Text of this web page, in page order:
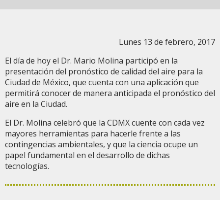
Lunes 13 de febrero, 2017
El día de hoy el Dr. Mario Molina participó en la
presentación del pronóstico de calidad del aire para la
Ciudad de México, que cuenta con una aplicación que
permitirá conocer de manera anticipada el pronóstico del
aire en la Ciudad.
El Dr. Molina celebró que la CDMX cuente con cada vez
mayores herramientas para hacerle frente a las
contingencias ambientales, y que la ciencia ocupe un
papel fundamental en el desarrollo de dichas
tecnologías.